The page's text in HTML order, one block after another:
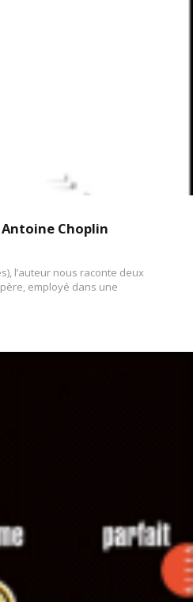
Choplin
l’auteur nous raconte deux
employé dans une